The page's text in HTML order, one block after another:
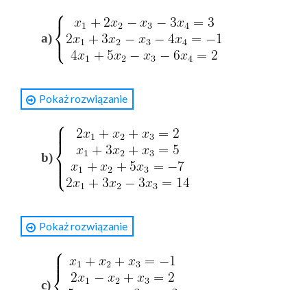
a)
Rozwiązanie
Liczymy oraz
Pokaż rozwiązanie
b)
Rozwiązanie
Liczymy rząd macierzy rozszerzonej
Pokaż rozwiązanie
c)